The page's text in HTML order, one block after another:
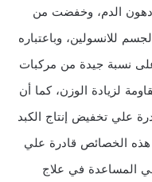
الدم، وخفضت من
للانسولين، وباعتباره
نسبة جيدة من مركبات
لزيادة الوزن، كما أن
علي تخفيض إنتاج الكبد
هذه الخصائص قادرة علي
المساعدة في علاج